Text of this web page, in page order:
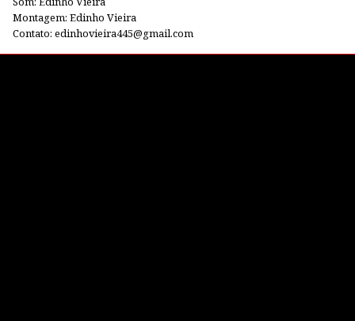
Montagem: Edinho Vieira
Contato: edinhovieira445@gmail.com